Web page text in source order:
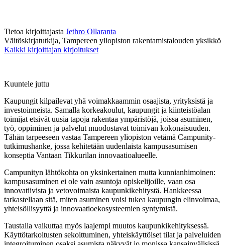
Tietoa kirjoittajasta Jethro Ollaranta
Väitöskirjatutkija, Tampereen yliopiston rakentamistalouden yksikkö
Kaikki kirjoittajan kirjoitukset
Kuuntele juttu
Kaupungit kilpailevat yhä voimakkaammin osaajista, yrityksistä ja
investoinneista. Samalla korkeakoulut, kaupungit ja kiinteistöalan
toimijat etsivät uusia tapoja rakentaa ympäristöjä, joissa asuminen,
työ, oppiminen ja palvelut muodostavat toimivan kokonaisuuden.
Tähän tarpeeseen vastaa Tampereen yliopiston vetämä Campunity-
tutkimushanke, jossa kehitetään uudenlaista kampusasumisen
konseptia Vantaan Tikkurilan innovaatioalueelle.
Campunityn lähtökohta on yksinkertainen mutta kunnianhimoinen:
kampusasuminen ei ole vain asuntoja opiskelijoille, vaan osa
innovatiivista ja vetovoimaista kaupunkikehitystä. Hankkeessa
tarkastellaan sitä, miten asuminen voisi tukea kaupungin elinvoimaa,
yhteisöllisyyttä ja innovaatioekosysteemien syntymistä.
Taustalla vaikuttaa myös laajempi muutos kaupunkikehityksessä.
Käyttötarkoitusten sekoittuminen, yhteiskäyttöiset tilat ja palveluiden